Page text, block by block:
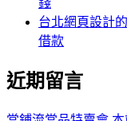
錢
台北網頁設計
借款
近期留言